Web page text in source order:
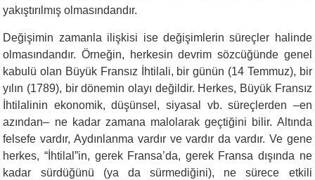
yakıştırılmış olmasındandır.
Değişimin zamanla ilişkisi ise değişimlerin süreçler halinde
olmasındandır. Örneğin, herkesin devrim sözcüğünde genel
kabulü olan Büyük Fransız İhtilali, bir günün (14 Temmuz), bir
yılın (1789), bir dönemin olayı değildir. Herkes, Büyük Fransız
İhtilalinin ekonomik, düşünsel, siyasal vb. süreçlerden –en
azından– ne kadar zamana malolarak geçtiğini bilir. Altında
felsefe vardır, Aydınlanma vardır ve vardır da vardır. Ve gene
herkes, “İhtilal”in, gerek Fransa’da, gerek Fransa dışında ne
kadar sürdüğünü (ya da sürmediğini), ne sürece etkili